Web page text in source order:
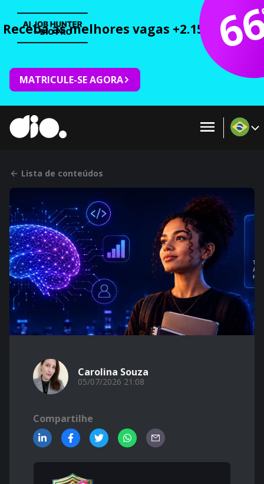
Receba as melhores vagas +2.150 cursos
MATRICULE-SE AGORA
Lista de conteúdos
Carolina Souza
05/07/2026 21:08
Compartilhe